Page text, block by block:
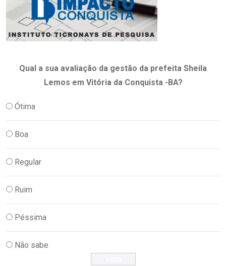
Qual a sua avaliação da gestão da prefeita Sheila
Lemos em Vitória da Conquista -BA?
Ótima
Boa
Regular
Ruim
Péssima
Não sabe